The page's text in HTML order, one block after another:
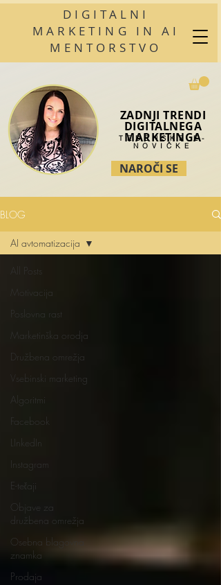
DIGITALNI
MARKETING IN AI
MENTORSTVO
ZADNJI TRENDI
DIGITALNEGA
MARKETINGA
TEDENSKE E-
NOVIČKE
NAROČI SE
BLOG
All Posts
Motivacija
Poslovna rast
Marketinška orodja
Družbena omrežja
Vsebinski marketing
Algoritmi
Facebook
LInkedIn
Instagram
E-tečaji
Objave za
družbena omrežja
Osebna blagovna
znamka
Prodaja
AI avtomatizacija